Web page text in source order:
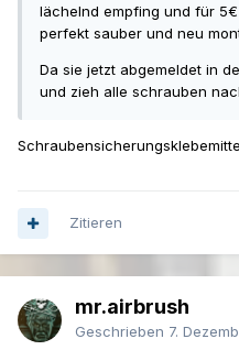
lächelnd empfing und für
perfekt sauber und neu
Da sie jetzt abgemeldet in
und zieh alle schrauben
Zitieren
mr.airbrush
Geschrieben 7.